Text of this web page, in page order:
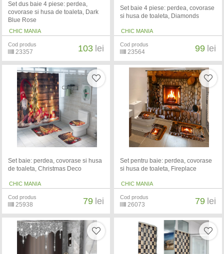
Set dus baie 4 piese: perdea,
covorase si husa de toaleta, Dark
Blue Rose
CHIC MANIA
Cod produs
23357 103 lei
Set baie 4 piese: perdea, covorase
si husa de toaleta, Diamonds
CHIC MANIA
Cod produs
23564 99 lei
Set baie: perdea, covorase si husa
de toaleta, Christmas Deco
CHIC MANIA
Cod produs
25938 79 lei
Set pentru baie: perdea, covorase
si husa de toaleta, Fireplace
CHIC MANIA
Cod produs
26073 79 lei